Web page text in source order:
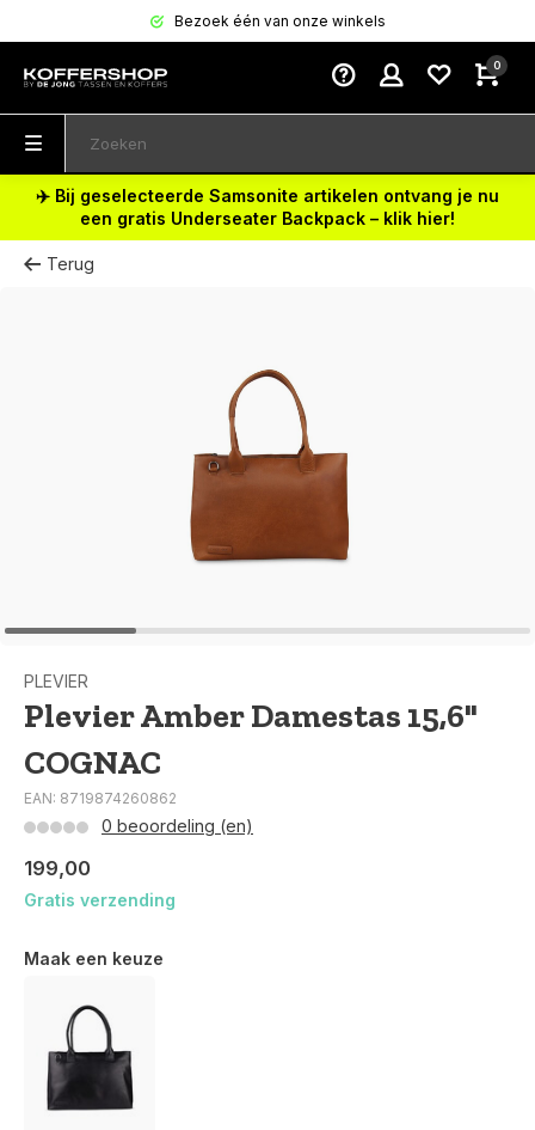
Bezoek één van onze winkels
0
✈️ Bij geselecteerde Samsonite artikelen ontvang je nu
een gratis Underseater Backpack – klik hier!
Terug
PLEVIER
Plevier Amber Damestas 15,6"
COGNAC
EAN: 8719874260862
0 beoordeling (en)
199,00
Gratis verzending
Maak een keuze